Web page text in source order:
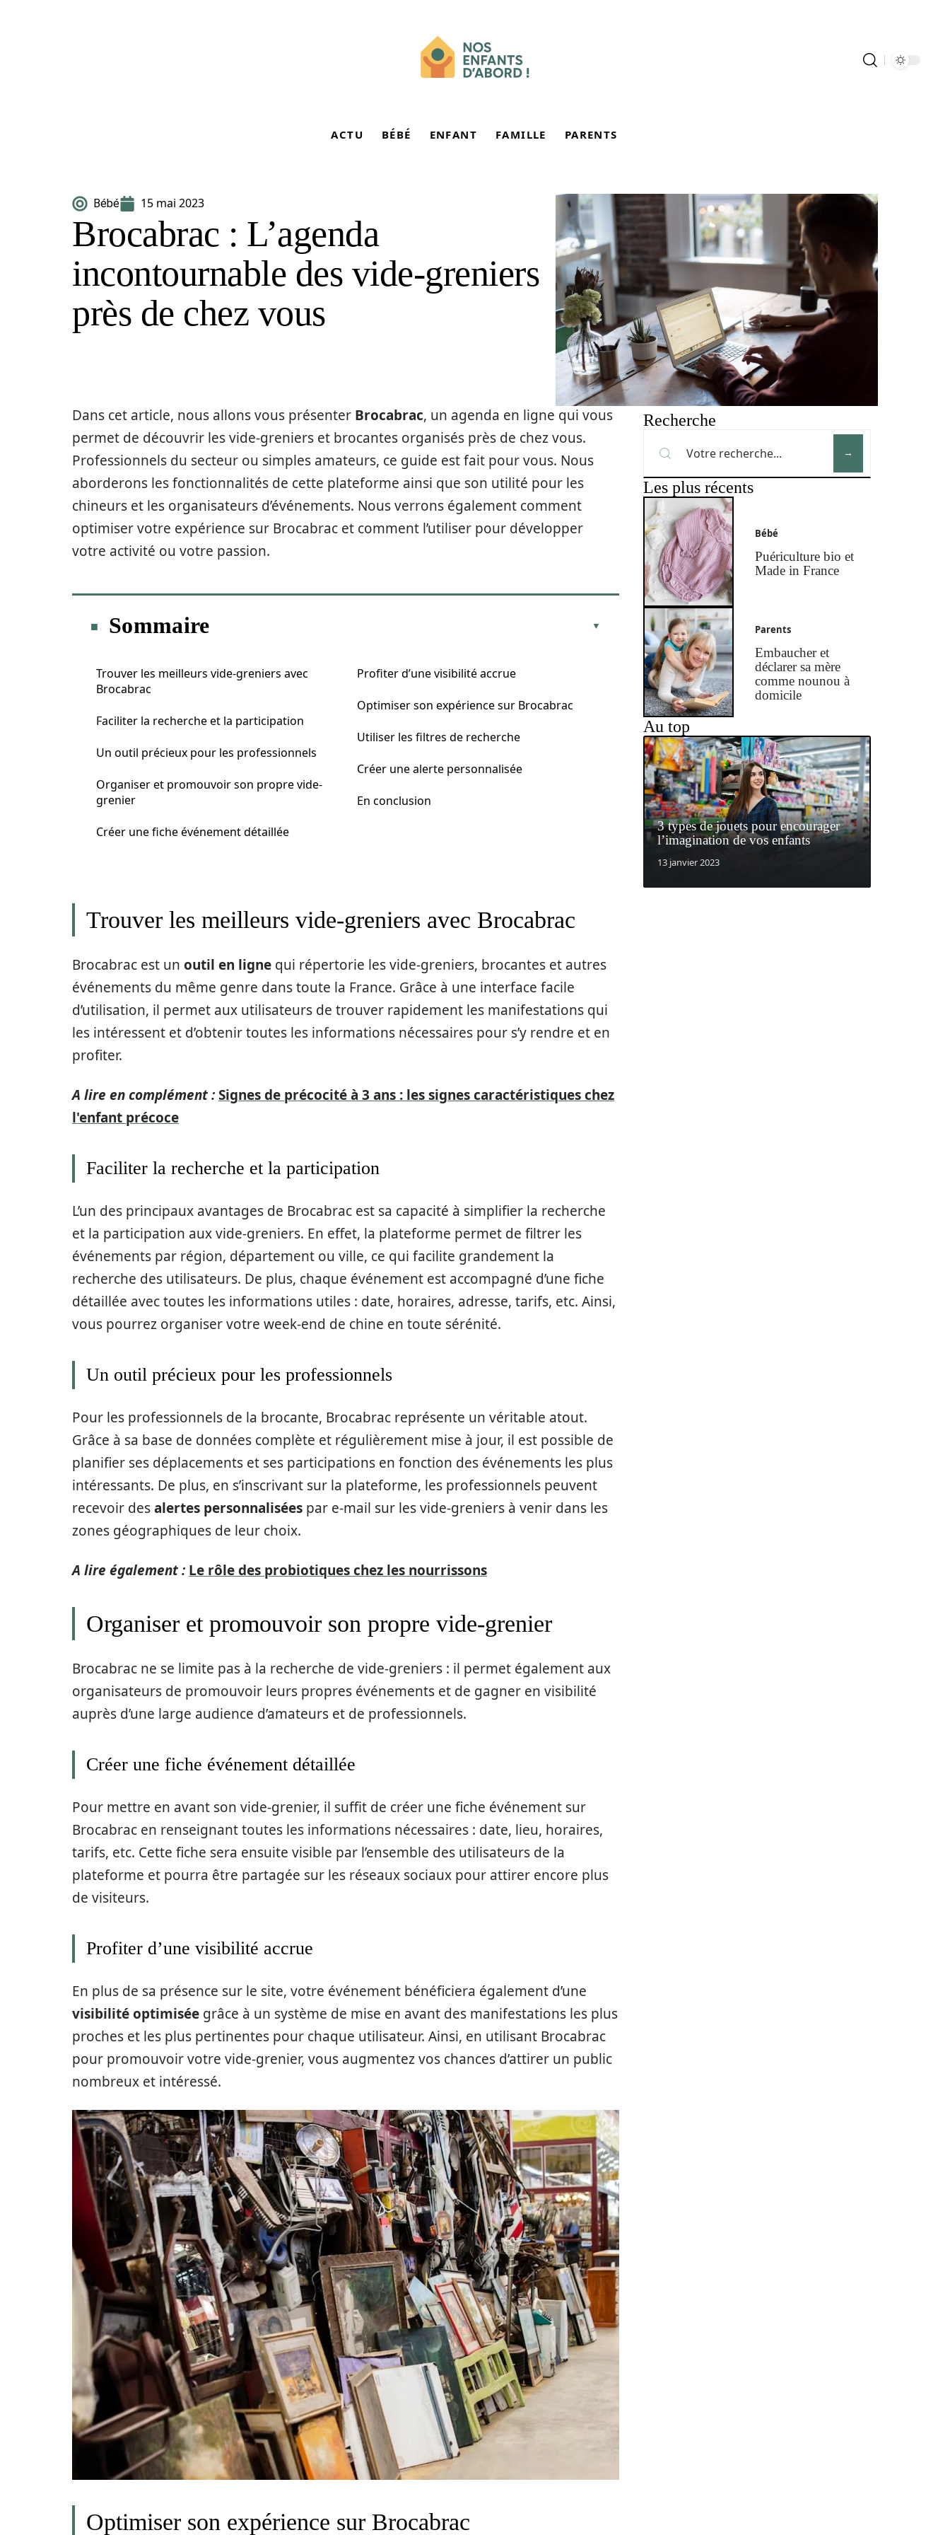
ACTU BÉBÉ ENFANT FAMILLE PARENTS
Bébé 15 mai 2023
Brocabrac : L’agenda
incontournable des vide-greniers
près de chez vous
Dans cet article, nous allons vous présenter Brocabrac, un agenda en ligne qui vous
permet de découvrir les vide-greniers et brocantes organisés près de chez vous.
Professionnels du secteur ou simples amateurs, ce guide est fait pour vous. Nous
aborderons les fonctionnalités de cette plateforme ainsi que son utilité pour les
chineurs et les organisateurs d’événements. Nous verrons également comment
optimiser votre expérience sur Brocabrac et comment l’utiliser pour développer
votre activité ou votre passion.
Sommaire
Trouver les meilleurs vide-greniers avec
Brocabrac
Faciliter la recherche et la participation
Un outil précieux pour les professionnels
Organiser et promouvoir son propre vide-
grenier
Créer une fiche événement détaillée
Profiter d’une visibilité accrue
Optimiser son expérience sur Brocabrac
Utiliser les filtres de recherche
Créer une alerte personnalisée
En conclusion
Trouver les meilleurs vide-greniers avec Brocabrac
Brocabrac est un outil en ligne qui répertorie les vide-greniers, brocantes et autres
événements du même genre dans toute la France. Grâce à une interface facile
d’utilisation, il permet aux utilisateurs de trouver rapidement les manifestations qui
les intéressent et d’obtenir toutes les informations nécessaires pour s’y rendre et en
profiter.
A lire en complément :Signes de précocité à 3 ans : les signes caractéristiques chez
l'enfant précoce
Faciliter la recherche et la participation
L’un des principaux avantages de Brocabrac est sa capacité à simplifier la recherche
et la participation aux vide-greniers. En effet, la plateforme permet de filtrer les
événements par région, département ou ville, ce qui facilite grandement la
recherche des utilisateurs. De plus, chaque événement est accompagné d’une fiche
détaillée avec toutes les informations utiles : date, horaires, adresse, tarifs, etc. Ainsi,
vous pourrez organiser votre week-end de chine en toute sérénité.
Un outil précieux pour les professionnels
Pour les professionnels de la brocante, Brocabrac représente un véritable atout.
Grâce à sa base de données complète et régulièrement mise à jour, il est possible de
planifier ses déplacements et ses participations en fonction des événements les plus
intéressants. De plus, en s’inscrivant sur la plateforme, les professionnels peuvent
recevoir desalertes personnalisées par e-mail sur les vide-greniers à venir dans les
zones géographiques de leur choix.
A lire également : Le rôle des probiotiques chez les nourrissons
Organiser et promouvoir son propre vide-grenier
Brocabrac ne se limite pas à la recherche de vide-greniers : il permet également aux
organisateurs de promouvoir leurs propres événements et de gagner en visibilité
auprès d’une large audience d’amateurs et de professionnels.
Créer une fiche événement détaillée
Pour mettre en avant son vide-grenier, il suffit de créer une fiche événement sur
Brocabrac en renseignant toutes les informations nécessaires : date, lieu, horaires,
tarifs, etc. Cette fiche sera ensuite visible par l’ensemble des utilisateurs de la
plateforme et pourra être partagée sur les réseaux sociaux pour attirer encore plus
de visiteurs.
Profiter d’une visibilité accrue
En plus de sa présence sur le site, votre événement bénéficiera également d’une
visibilité optimisée grâce à un système de mise en avant des manifestations les plus
proches et les plus pertinentes pour chaque utilisateur. Ainsi, en utilisant Brocabrac
pour promouvoir votre vide-grenier, vous augmentez vos chances d’attirer un public
nombreux et intéressé.
Optimiser son expérience sur Brocabrac
Recherche
Les plus récents
Bébé
Puériculture bio et
Made in France
Parents
Embaucher et
déclarer sa mère
comme nounou à
domicile
Au top
3 types de jouets pour encourager
l’imagination de vos enfants
13 janvier 2023